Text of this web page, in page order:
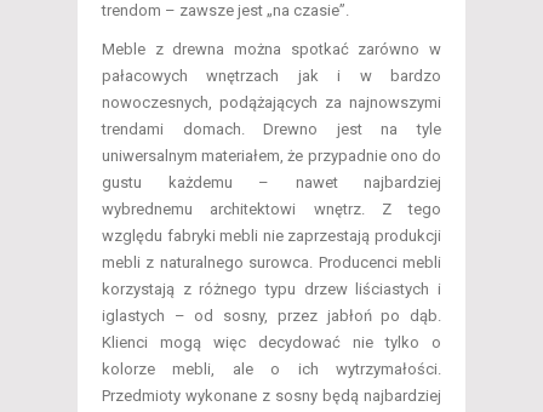
trendom – zawsze jest „na czasie”.
Meble z drewna można spotkać zarówno w
pałacowych wnętrzach jak i w bardzo
nowoczesnych, podążających za najnowszymi
trendami domach. Drewno jest na tyle
uniwersalnym materiałem, że przypadnie ono do
gustu każdemu – nawet najbardziej
wybrednemu architektowi wnętrz. Z tego
względu fabryki mebli nie zaprzestają produkcji
mebli z naturalnego surowca. Producenci mebli
korzystają z różnego typu drzew liściastych i
iglastych – od sosny, przez jabłoń po dąb.
Klienci mogą więc decydować nie tylko o
kolorze mebli, ale o ich wytrzymałości.
Przedmioty wykonane z sosny będą najbardziej